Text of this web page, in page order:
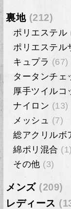
裏地(212)
ポリエステル
ポリエステル
キュプラ (67)
タータンチェ
厚手ツイルコ
ナイロン (13)
メッシュ (7)
総アクリルボ
綿ポリ混合 (1)
その他 (3)
メンズ(209)
レディース